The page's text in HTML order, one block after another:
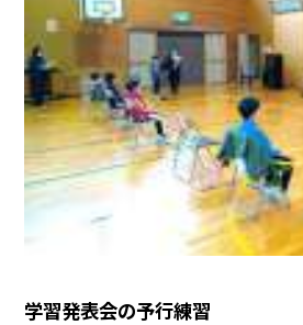
学習発表会の予行練習